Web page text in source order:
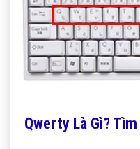
Qwerty Là Gì?